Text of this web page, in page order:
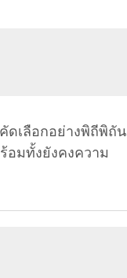
ดเลือกอย่างพิถีพิถัน
อมทั้งยังคงความ